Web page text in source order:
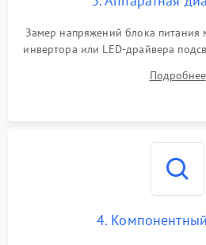
Поломка системы защиты
Замер напряжений блока питания
инвертора или LED-драйвера
питания скалера и тестирование
Подробнее
4.